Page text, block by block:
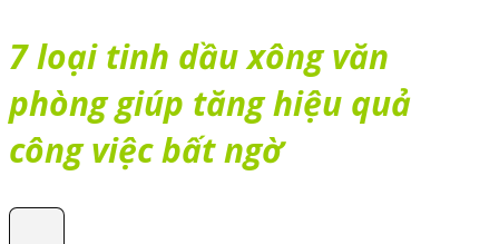
7 loại tinh dầu xông văn
phòng giúp tăng hiệu quả
công việc bất ngờ